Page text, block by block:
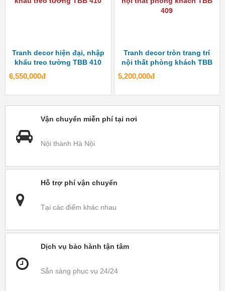
Tranh decor hiện đại, nhập
khẩu treo tường TBB 410
6,550,000đ
Tranh decor tròn trang trí
nội thất phòng khách TBB
5,200,000đ
Vận chuyển miễn phí tại nơi
Nội thành Hà Nội
Hỗ trợ phí vận chuyển
Tại các điểm khác nhau
Dịch vụ bảo hành tận tâm
Sẵn sàng phục vụ 24/24